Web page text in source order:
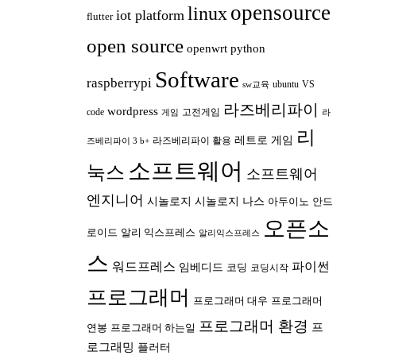
flutter iot platform linux opensource
open source openwrt python
raspberrypi Software sw교육 ubuntu VS
code wordpress 게임 고전게임 라즈베리파이 라
즈베리파이 3 b+ 라즈베리파이 활용 레트로 게임 리
눅스 소프트웨어 소프트웨어
엔지니어 시놀로지 시놀로지 나스 아두이노 안드
로이드 알리 익스프레스 알리익스프레스
오픈소
스 워드프레스 임베디드 코딩 코딩시작 파이썬
프로그래머 프로그래머 대우 프로그래머
연봉 프로그래머 하는일 프로그래머 환경 프
로그래밍 플러터